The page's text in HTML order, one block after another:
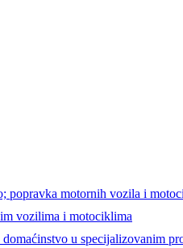
popravka motornih vozila i
vozilima i motociklima
u specijalizovanim